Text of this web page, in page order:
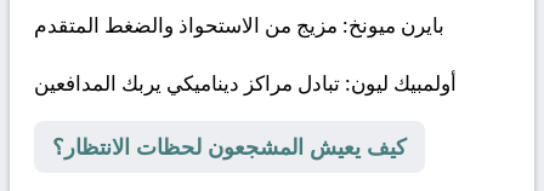
بايرن ميونخ: مزيج من الاستحواذ والضغط المتقدم
أولمبيك ليون: تبادل مراكز ديناميكي يربك المدافعين
كيف يعيش المشجعون لحظات الانتظار؟